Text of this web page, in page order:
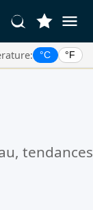
°C °F
tendances